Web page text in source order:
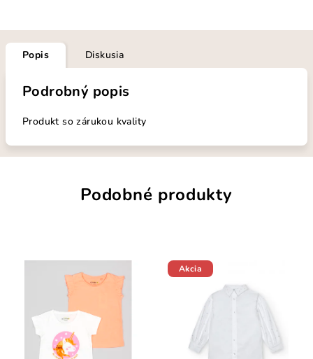
Popis Diskusia
Podrobný popis
Produkt so zárukou kvality
Podobné produkty
Akcia